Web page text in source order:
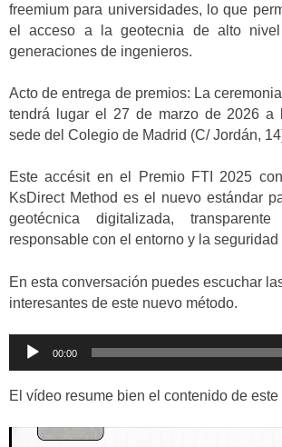
freemium para universidades, lo que
el acceso a la geotecnia de alto
generaciones de ingenieros.
Acto de entrega de premios: La
tendrá lugar el 27 de marzo de 2026 a
sede del Colegio de Madrid (C/ Jordán,
Este accésit en el Premio FTI 2025
KsDirect Method es el nuevo estándar
geotécnica digitalizada,
responsable con el entorno y la
En esta conversación puedes escuchar
interesantes de este nuevo método.
Reproductor
audio
00:00
El vídeo resume bien el contenido de este
Reproductor